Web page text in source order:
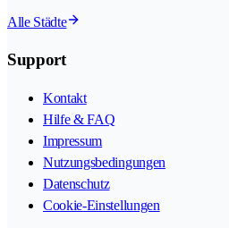
Alle Städte
Support
Kontakt
Hilfe & FAQ
Impressum
Nutzungsbedingungen
Datenschutz
Cookie-Einstellungen